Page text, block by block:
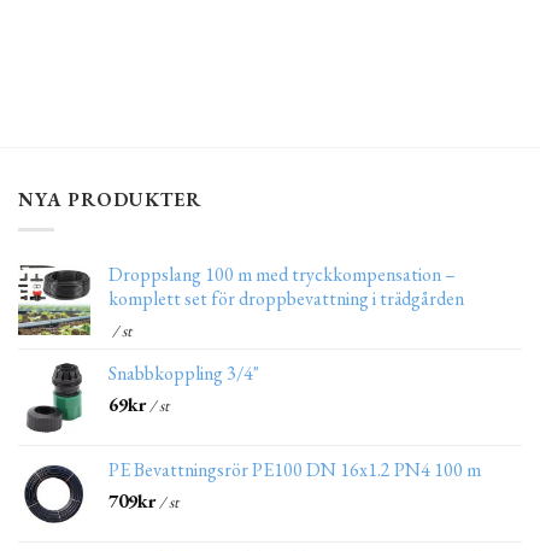
NYA PRODUKTER
Droppslang 100 m med tryckkompensation –
komplett set för droppbevattning i trädgården
/ st
Snabbkoppling 3/4"
69kr/ st
PE Bevattningsrör PE100 DN 16x1.2 PN4 100 m
709kr/ st